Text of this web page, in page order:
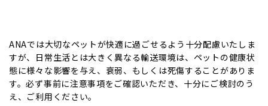
ANAでは大切なペットが快適に過ごせるよう十分配慮いたしま
すが、日常生活とは大きく異なる輸送環境は、ペットの健康状
態に様々な影響を与え、衰弱、もしくは死傷することがありま
す。必ず事前に注意事項をご確認いただき、十分にご検討のう
え、ご利用ください。